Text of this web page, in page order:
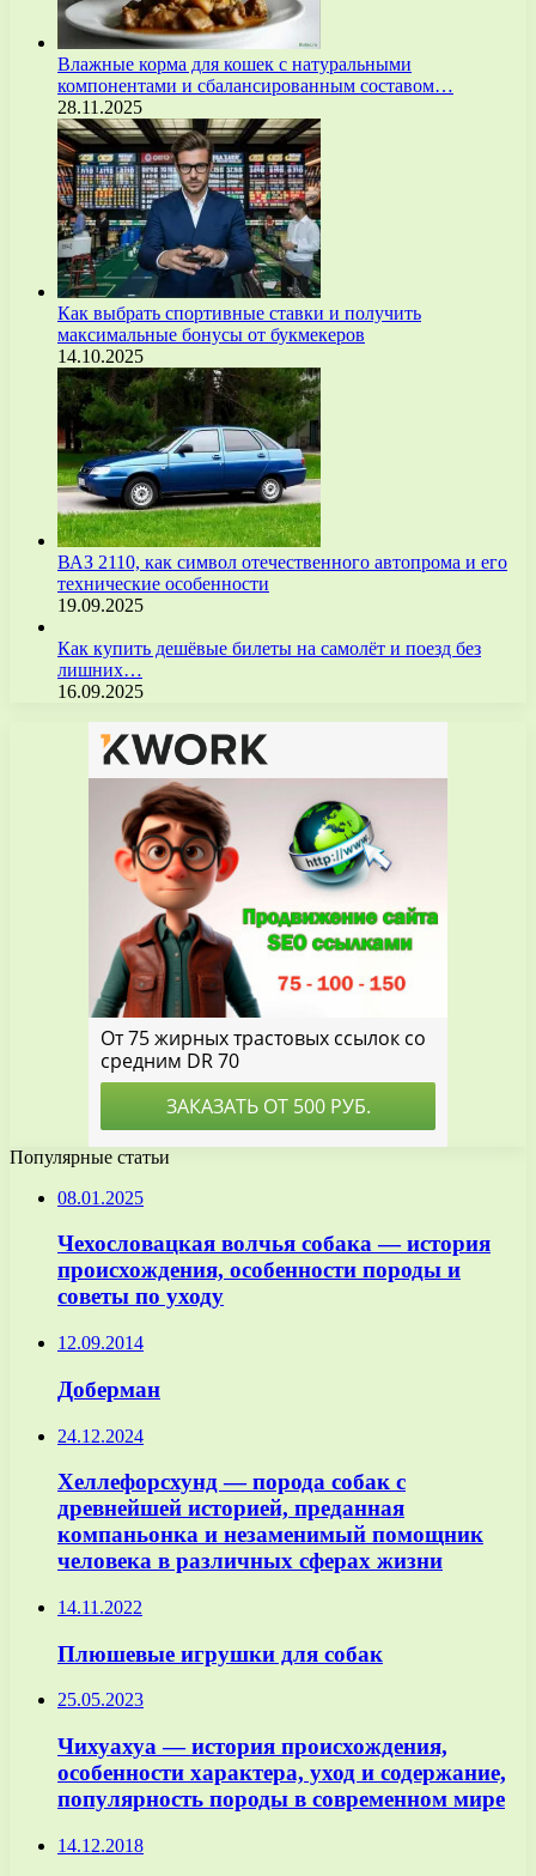
Влажные корма для кошек с натуральными
компонентами и сбалансированным составом…
28.11.2025
Как выбрать спортивные ставки и получить
максимальные бонусы от букмекеров
14.10.2025
ВАЗ 2110, как символ отечественного автопрома и его
технические особенности
19.09.2025
Как купить дешёвые билеты на самолёт и поезд без
лишних…
16.09.2025
Популярные статьи
08.01.2025
Чехословацкая волчья собака — история
происхождения, особенности породы и
советы по уходу
12.09.2014
Доберман
24.12.2024
Хеллефорсхунд — порода собак с
древнейшей историей, преданная
компаньонка и незаменимый помощник
человека в различных сферах жизни
14.11.2022
Плюшевые игрушки для собак
25.05.2023
Чихуахуа — история происхождения,
особенности характера, уход и содержание,
популярность породы в современном мире
14.12.2018